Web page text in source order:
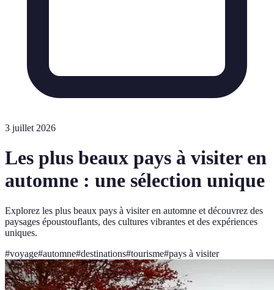
3 juillet 2026
Les plus beaux pays à visiter en
automne : une sélection unique
Explorez les plus beaux pays à visiter en automne et découvrez des
paysages époustouflants, des cultures vibrantes et des expériences
uniques.
#voyage#automne#destinations#tourisme#pays à visiter